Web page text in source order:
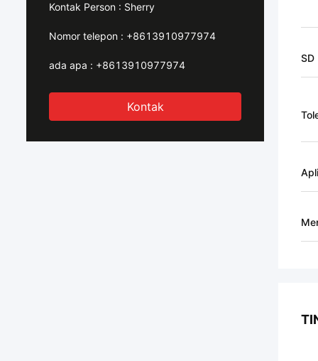
Kontak Person : Sherry
Nomor telepon : +8613910977974
ada apa : +8613910977974
Kontak
SD